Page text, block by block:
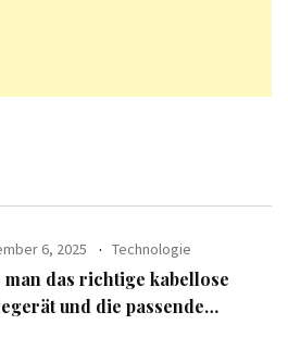
6, 2025 Technologie
man das richtige kabellose
und die passende